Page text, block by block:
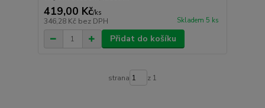
419,00 Kč/ks
346,28 Kč bez DPH Skladem 5 ks
Přidat do košíku
strana z 1